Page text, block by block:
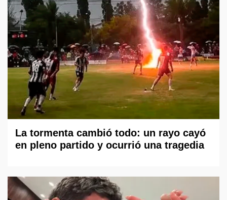
La tormenta cambió todo: un rayo cayó
en pleno partido y ocurrió una tragedia